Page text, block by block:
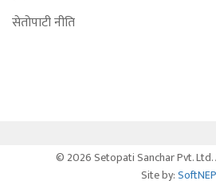
सेतोपाटी नीति
© 2026 Setopati Sanchar Pvt.
Site by:SoftNEP